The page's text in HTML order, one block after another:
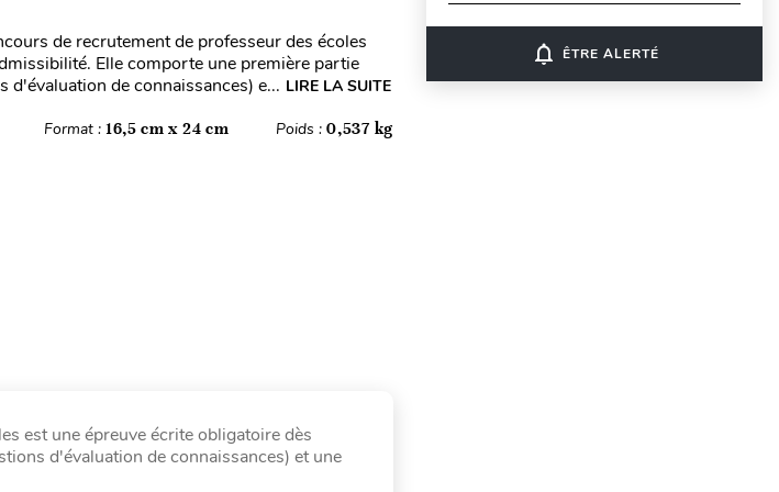
de recrutement de professeur des écoles
Elle comporte une première partie
de connaissances) e... LIRE LA SUITE
Format : 16,5 cm x 24 cm Poids :0,537 kg
est une épreuve écrite obligatoire dès
d'évaluation de connaissances) et une
notifications_none ÊTRE ALERTÉ